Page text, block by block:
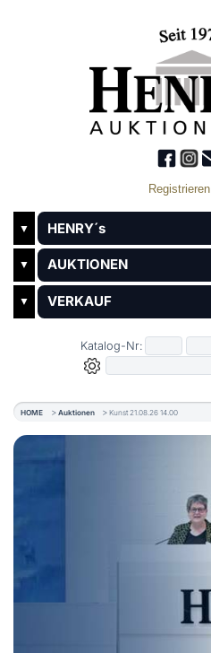
Registrieren
▼ HENRY´s
▼ AUKTIONEN
▼ VERKAUF
Katalog-Nr:
HOME Auktionen Kunst 21.08.26 14.00